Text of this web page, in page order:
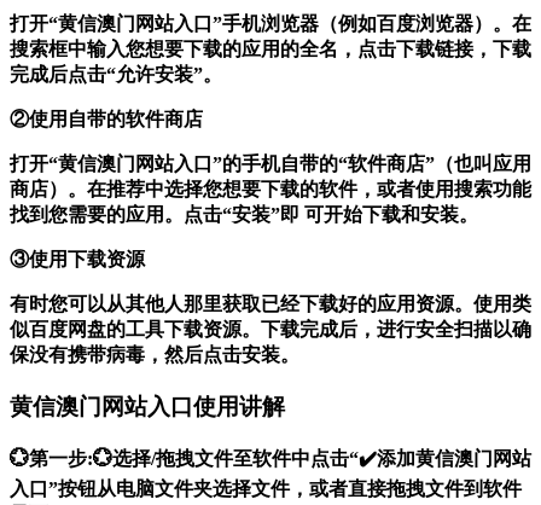
打开“黄信澳门网站入口”手机浏览器（例如百度浏览器）。在
搜索框中输入您想要下载的应用的全名，点击下载链接，下载
完成后点击“允许安装”。
②使用自带的软件商店
打开“黄信澳门网站入口”的手机自带的“软件商店”（也叫应用
商店）。在推荐中选择您想要下载的软件，或者使用搜索功能
找到您需要的应用。点击“安装”即 可开始下载和安装。
③使用下载资源
有时您可以从其他人那里获取已经下载好的应用资源。使用类
似百度网盘的工具下载资源。下载完成后，进行安全扫描以确
保没有携带病毒，然后点击安装。
黄信澳门网站入口使用讲解
💮第一步:💮选择/拖拽文件至软件中点击“✔️添加黄信澳门网站
入口”按钮从电脑文件夹选择文件，或者直接拖拽文件到软件